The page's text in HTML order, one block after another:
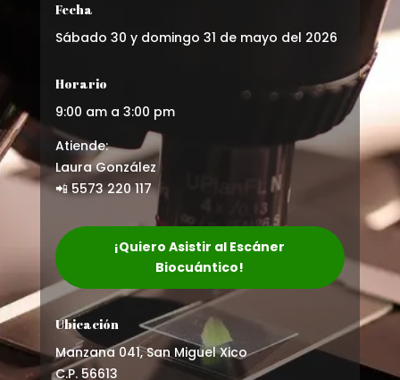
Fecha
Sábado 30 y domingo 31 de mayo del 2026
Horario
9:00 am a 3:00 pm
Atiende:
Laura González
📲 5573 220 117
¡Quiero Asistir al Escáner
Biocuántico!
Ubicación
Manzana 041, San Miguel Xico
C.P. 56613